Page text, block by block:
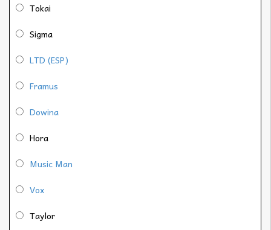
Tokai
Sigma
LTD (ESP)
Framus
Dowina
Hora
Music Man
Vox
Taylor